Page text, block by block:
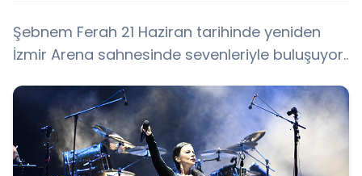
Şebnem Ferah 21 Haziran tarihinde yeniden
İzmir Arena sahnesinde sevenleriyle buluşuyor..